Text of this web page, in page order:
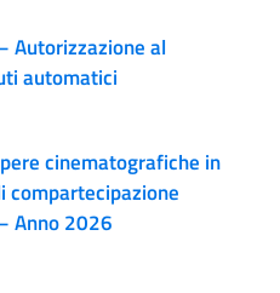
Autorizzazione al
automatici
cinematografiche in
compartecipazione
Anno 2026